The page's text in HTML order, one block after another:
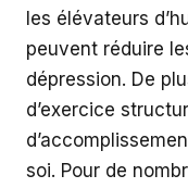
les élévateurs
peuvent réduire
dépression. De
d’exercice
soi. Pour de